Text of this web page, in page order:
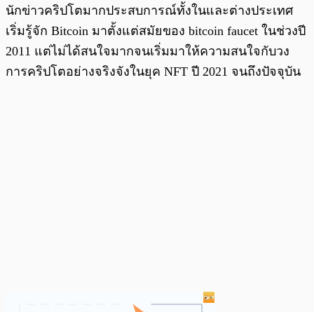
นักข่าวคริปโตมากประสบการณ์ทั้งในและต่างประเทศ
เริ่มรู้จัก Bitcoin มาตั้งแต่สมัยของ bitcoin faucet ในช่วงปี
2011 แต่ไม่ได้สนใจมากจนเริ่มมาให้ความสนใจกับวง
การคริปโตอย่างจริงจังในยุค NFT ปี 2021 จนถึงปัจจุบัน